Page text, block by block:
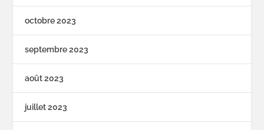
octobre 2023
septembre 2023
août 2023
juillet 2023